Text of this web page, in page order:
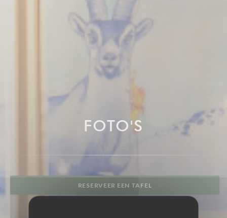
FOTO'S
RESERVEER EEN TAFEL